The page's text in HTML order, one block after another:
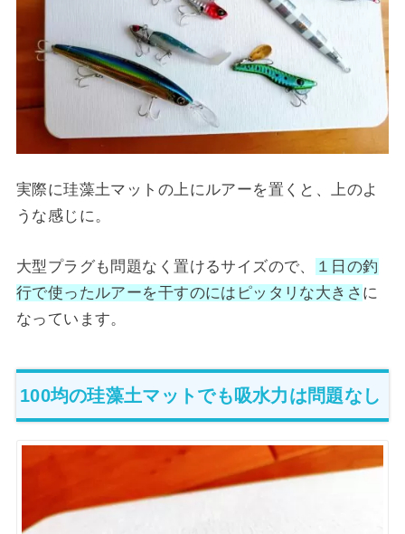
実際に珪藻土マットの上にルアーを置くと、上のよ
うな感じに。
大型プラグも問題なく置けるサイズので、
１日の釣
行で使ったルアーを干すのにはピッタリな大きさ に
なっています。
100均の珪藻土マットでも吸水力は問題なし